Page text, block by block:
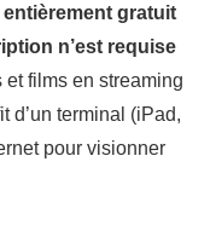
gratuit
n’est requise
et films en streaming
d’un terminal (iPad,
pour visionner